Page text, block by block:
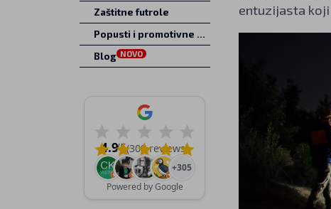
entuzijasta
Zaštitne futrole
Popusti i promotivne ponude
Blog NOVO
4.9/5(309 reviews)
+305
Powered by Google